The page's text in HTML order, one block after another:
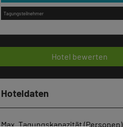
Tagungsteilnehmer
Hotel bewerten
Hoteldaten
Max. Tagungskapazität (Personen)